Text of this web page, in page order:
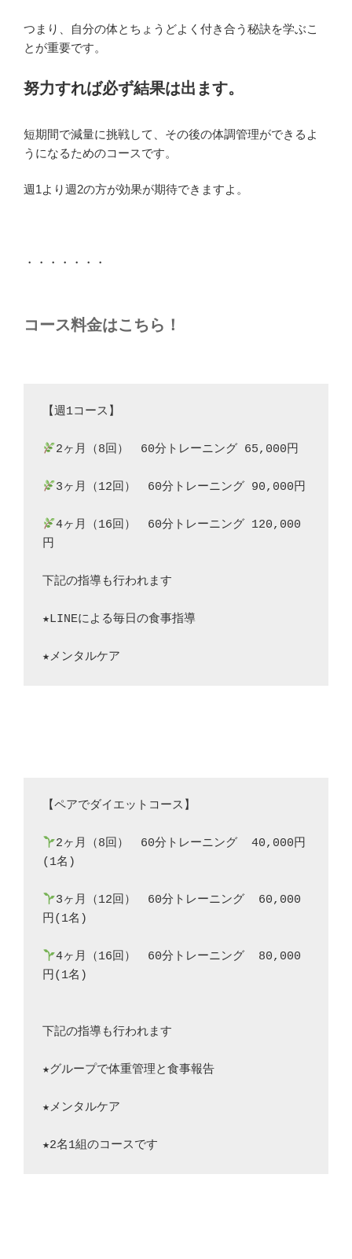
つまり、自分の体とちょうどよく付き合う秘訣を学ぶこ
とが重要です。
努力すれば必ず結果は出ます。
短期間で減量に挑戦して、その後の体調管理ができるよ
うになるためのコースです。
週1より週2の方が効果が期待できますよ。
・・・・・・・
コース料金はこちら！
【週1コース】
2ヶ月（8回）　60分トレーニング 65,000円
3ヶ月（12回）　60分トレーニング 90,000円
4ヶ月（16回）　60分トレーニング 120,000
円
下記の指導も行われます
★LINEによる毎日の食事指導
★メンタルケア
【ペアでダイエットコース】
2ヶ月（8回）　60分トレーニング  40,000円
(1名)
3ヶ月（12回）　60分トレーニング  60,000
円(1名)
4ヶ月（16回）　60分トレーニング  80,000
円(1名)
下記の指導も行われます
★グループで体重管理と食事報告
★メンタルケア
★2名1組のコースです